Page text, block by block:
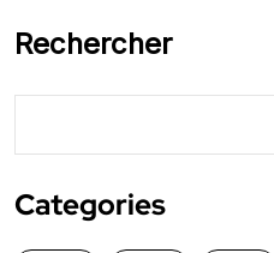
Rechercher
Categories